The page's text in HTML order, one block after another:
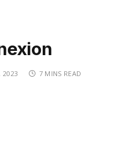
2023 7 MINS READ